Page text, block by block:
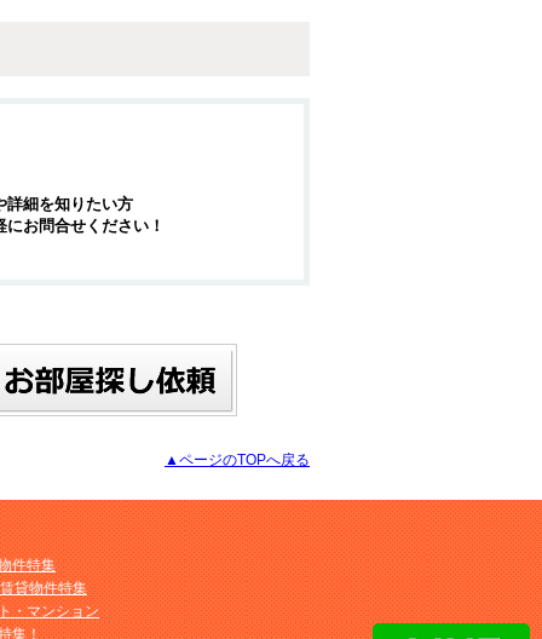
詳細を知りたい方
お問合せください！
▲ページのTOPへ戻る
件特集
貸物件特集
・マンション
集！